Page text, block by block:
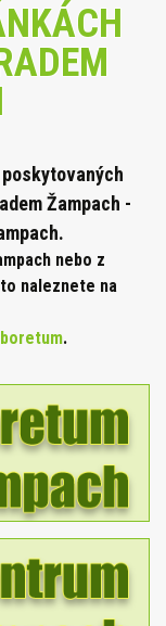
ných
Žampach -
nebo z
naleznete na
.